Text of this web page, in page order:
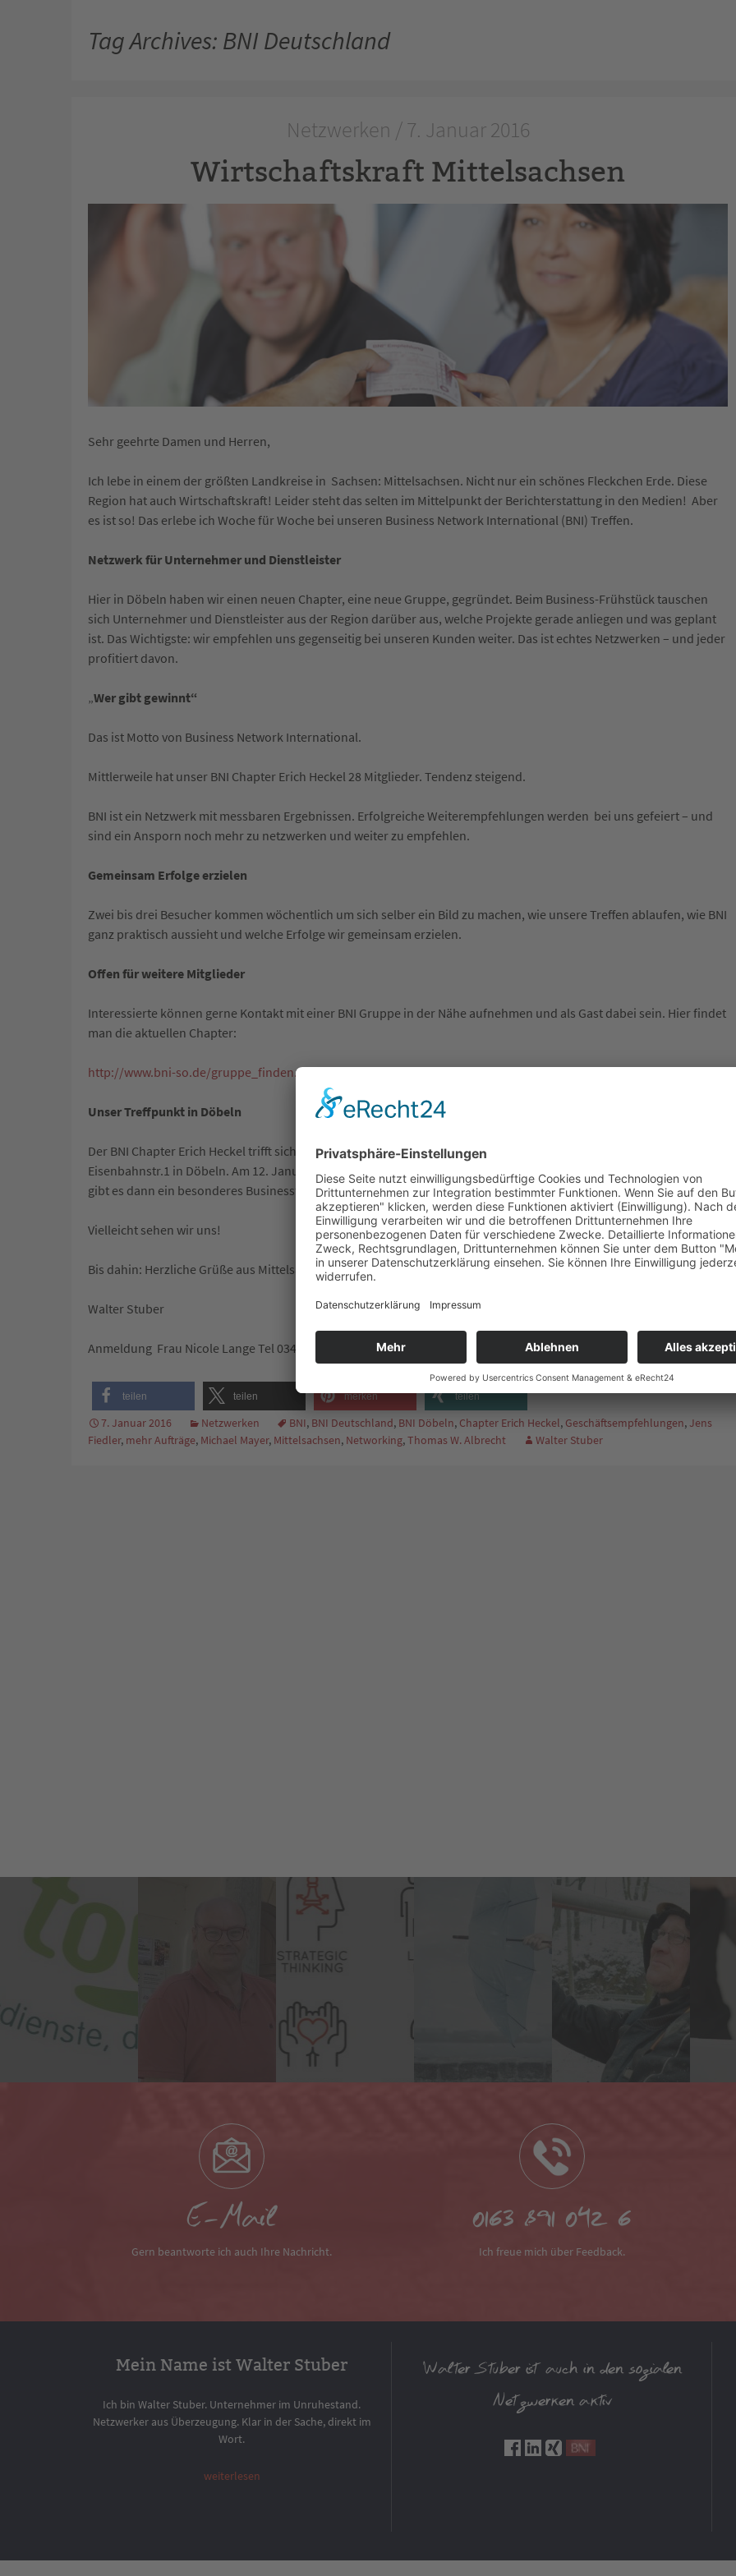
Tag Archives: BNI Deutschland
Netzwerken / 7. Januar 2016
Wirtschaftskraft Mittelsachsen
Sehr geehrte Damen und Herren,
Ich lebe in einem der größten Landkreise in Sachsen: Mittelsachsen. Nicht nur ein schönes Fleckchen Erde. Diese
Region hat auch Wirtschaftskraft! Leider steht das selten im Mittelpunkt der Berichterstattung in den Medien! Aber
es ist so! Das erlebe ich Woche für Woche bei unseren Business Network International (BNI) Treffen.
Netzwerk für Unternehmer und Dienstleister
Hier in Döbeln haben wir einen neuen Chapter, eine neue Gruppe, gegründet. Beim Business-Frühstück tauschen
sich Unternehmer und Dienstleister aus der Region darüber aus, welche Projekte gerade anliegen und was geplant
ist. Das Wichtigste: wir empfehlen uns gegenseitig bei unseren Kunden weiter. Das ist echtes Netzwerken – und jeder
profitiert davon.
„Wer gibt gewinnt“
Das ist Motto von Business Network International.
Mittlerweile hat unser BNI Chapter Erich Heckel 28 Mitglieder. Tendenz steigend.
BNI ist ein Netzwerk mit messbaren Ergebnissen. Erfolgreiche Weiterempfehlungen werden bei uns gefeiert – und
sind ein Ansporn noch mehr zu netzwerken und weiter zu empfehlen.
Gemeinsam Erfolge erzielen
Zwei bis drei Besucher kommen wöchentlich um sich selber ein Bild zu machen, wie unsere Treffen ablaufen, wie BNI
ganz praktisch aussieht und welche Erfolge wir gemeinsam erzielen.
Offen für weitere Mitglieder
Interessierte können gerne Kontakt mit einer BNI Gruppe in der Nähe aufnehmen und als Gast dabei sein. Hier findet
man die aktuellen Chapter:
http://www.bni-so.de/gruppe_finden.php
Unser Treffpunkt in Döbeln
Der BNI Chapter Erich Heckel trifft sich normalerweise jeden Dienstag von 6.45 bis 8.45 Uhr im Hotel „Weiße Taube“,
Eisenbahnstr.1 in Döbeln. Am 12. Januar ist es wieder soweit! Eine vorherige Anmeldung wäre ratsam. Am 19. Januar
gibt es dann ein besonderes Businessfrühstück für Gäste, bei dem sich unser Chapter vorstellt.
Vielleicht sehen wir uns!
Bis dahin: Herzliche Grüße aus Mittelsachsen!
Walter Stuber
Anmeldung Frau Nicole Lange Tel 034322-472209 oder lange@spezialgeruestbau.de
teilen teilen merken teilen
7. Januar 2016 Netzwerken BNI, BNI Deutschland, BNI Döbeln, Chapter Erich Heckel, Geschäftsempfehlungen, Jens
Fiedler, mehr Aufträge, Michael Mayer, Mittelsachsen, Networking,Thomas W. Albrecht Walter Stuber
E-Mail
Gern beantworte ich auch Ihre Nachricht.
0163 891 042 6
Ich freue mich über Feedback.
Mein Name ist Walter Stuber
Ich bin Walter Stuber. Unternehmer im Unruhestand.
Netzwerker aus Überzeugung. Klar in der Sache, direkt im
Wort.
weiterlesen
Walter Stuber ist auch in den sozialen
Netzwerken aktiv